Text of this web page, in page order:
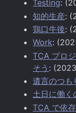
Testing:
知的生産:
鶏口牛後:
Work:
TCA プロ
そう :
遺言のつも
土日に働く
TCA で依